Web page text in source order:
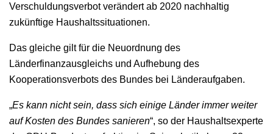
Verschuldungsverbot verändert ab 2020 nachhaltig
zukünftige Haushaltssituationen.
Das gleiche gilt für die Neuordnung des
Länderfinanzausgleichs und Aufhebung des
Kooperationsverbots des Bundes bei Länderaufgaben.
„Es kann nicht sein, dass sich einige Länder immer weiter
auf Kosten des Bundes sanieren“, so der Haushaltsexperte